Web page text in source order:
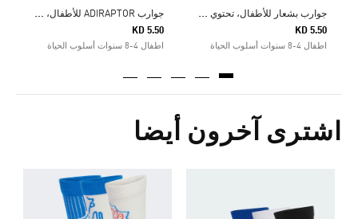
ج
وارب بشعار للأطفال، تحتوي كل عبوة على 3 أزواج
KD 5.50
اطفال 4-8 سنوات أسلوب الحياة
ج
وارب ADIRAPTOR للأطفال، 3 أزواج في الحزمة
KD 5.50
اطفال 4-8 سنوات أسلوب الحياة
اشترى آخرون أيضا